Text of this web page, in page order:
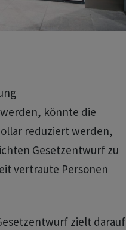
könnte die
reduziert werden,
Gesetzentwurf zu
vertraute Personen
zielt darauf